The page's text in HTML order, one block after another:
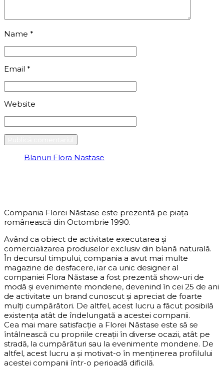
Name *
Email *
Website
Blanuri Flora Nastase
Compania Florei Năstase este prezentă pe piața
românească din Octombrie 1990.
Având ca obiect de activitate executarea și
comercializarea produselor exclusiv din blană naturală.
În decursul timpului, compania a avut mai multe
magazine de desfacere, iar ca unic designer al
companiei Flora Năstase a fost prezentă show-uri de
modă și evenimente mondene, devenind în cei 25 de ani
de activitate un brand cunoscut și apreciat de foarte
mulți cumpărători. De altfel, acest lucru a făcut posibilă
existența atât de îndelungată a acestei companii.
Cea mai mare satisfacție a Florei Năstase este să se
întâlnească cu propriile creații în diverse ocazii, atât pe
stradă, la cumpărături sau la evenimente mondene. De
altfel, acest lucru a și motivat-o în menținerea profilului
acestei companii într-o perioadă dificilă.